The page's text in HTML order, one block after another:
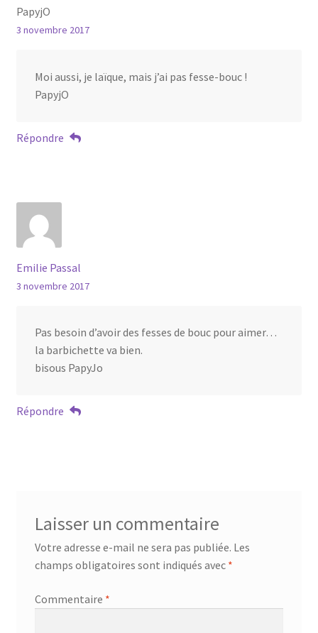
PapyjO
3 novembre 2017
Moi aussi, je laïque, mais j’ai pas fesse-bouc !
PapyjO
Répondre
Emilie Passal
3 novembre 2017
Pas besoin d’avoir des fesses de bouc pour aimer…
la barbichette va bien.
bisous PapyJo
Répondre
Laisser un commentaire
Votre adresse e-mail ne sera pas publiée. Les
champs obligatoires sont indiqués avec *
Commentaire *